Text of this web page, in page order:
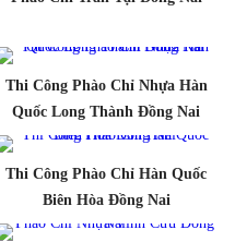
Thi Công Phào Chỉ Nhựa Hàn
Quốc Long Thành Đồng Nai
Thi Công Phào Chỉ Hàn Quốc
Biên Hòa Đồng Nai